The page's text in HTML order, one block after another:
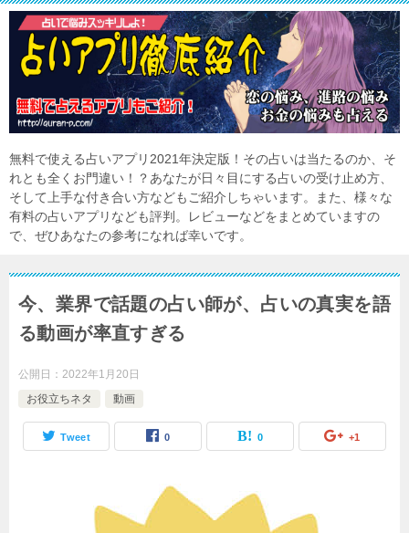
無料で使える占いアプリ2021年決定版！その占いは当たるのか、そ
れとも全くお門違い！？あなたが日々目にする占いの受け止め方、
そして上手な付き合い方などもご紹介しちゃいます。また、様々な
有料の占いアプリなども評判。レビューなどをまとめていますの
で、ぜひあなたの参考になれば幸いです。
今、業界で話題の占い師が、占いの真実を語
る動画が率直すぎる
公開日： 2022年1月20日
お役立ちネタ
動画
Tweet 0 0 +1